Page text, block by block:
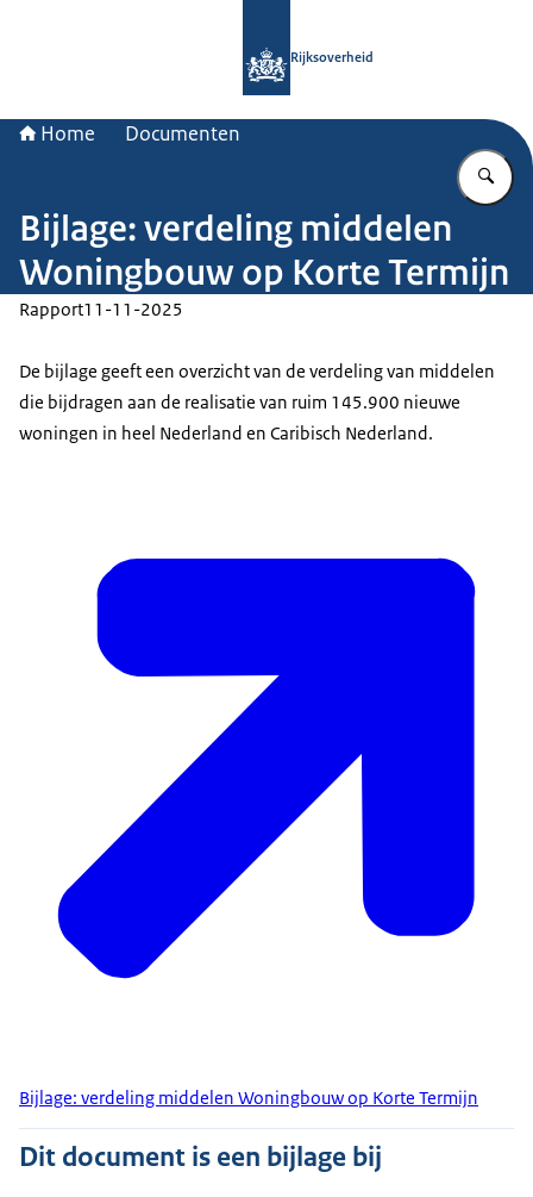
Rijksoverheid
Home Documenten
Bijlage: verdeling middelen
Woningbouw op Korte Termijn
Rapport11-11-2025
De bijlage geeft een overzicht van de verdeling van middelen
die bijdragen aan de realisatie van ruim 145.900 nieuwe
woningen in heel Nederland en Caribisch Nederland.
Bijlage: verdeling middelen Woningbouw op Korte Termijn
Dit document is een bijlage bij